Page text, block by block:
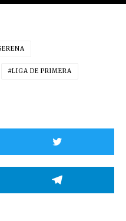
LIGA DE PRIMERA